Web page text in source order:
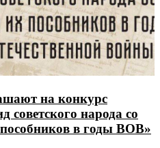
на конкурс
советского народа со
в годы ВОВ»